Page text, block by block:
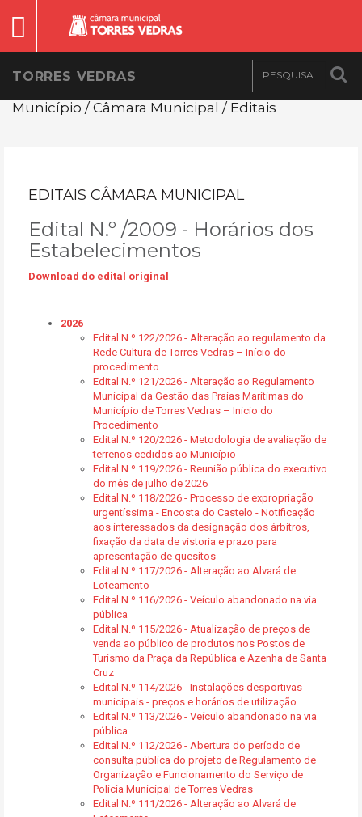
TORRES VEDRAS
Município / Câmara Municipal / Editais
EDITAIS CÂMARA MUNICIPAL
Edital N.º /2009 - Horários dos
Estabelecimentos
Download do edital original
2026
Edital N.º 122/2026 - Alteração ao regulamento da
Rede Cultura de Torres Vedras – Início do
procedimento
Edital N.º 121/2026 - Alteração ao Regulamento
Municipal da Gestão das Praias Marítimas do
Município de Torres Vedras – Inicio do
Procedimento
Edital N.º 120/2026 - Metodologia de avaliação de
terrenos cedidos ao Município
Edital N.º 119/2026 - Reunião pública do executivo
do mês de julho de 2026
Edital N.º 118/2026 - Processo de expropriação
urgentíssima - Encosta do Castelo - Notificação
aos interessados da designação dos árbitros,
fixação da data de vistoria e prazo para
apresentação de quesitos
Edital N.º 117/2026 - Alteração ao Alvará de
Loteamento
Edital N.º 116/2026 - Veículo abandonado na via
pública
Edital N.º 115/2026 - Atualização de preços de
venda ao público de produtos nos Postos de
Turismo da Praça da República e Azenha de Santa
Cruz
Edital N.º 114/2026 - Instalações desportivas
municipais - preços e horários de utilização
Edital N.º 113/2026 - Veículo abandonado na via
pública
Edital N.º 112/2026 - Abertura do período de
consulta pública do projeto de Regulamento de
Organização e Funcionamento do Serviço de
Polícia Municipal de Torres Vedras
Edital N.º 111/2026 - Alteração ao Alvará de